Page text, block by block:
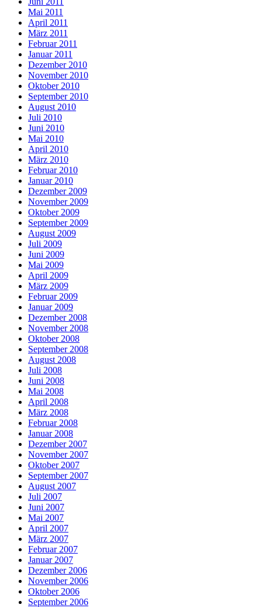
Mai 2011
April 2011
März 2011
Februar 2011
Januar 2011
Dezember 2010
November 2010
Oktober 2010
September 2010
August 2010
Juli 2010
Juni 2010
Mai 2010
April 2010
März 2010
Februar 2010
Januar 2010
Dezember 2009
November 2009
Oktober 2009
September 2009
August 2009
Juli 2009
Juni 2009
Mai 2009
April 2009
März 2009
Februar 2009
Januar 2009
Dezember 2008
November 2008
Oktober 2008
September 2008
August 2008
Juli 2008
Juni 2008
Mai 2008
April 2008
März 2008
Februar 2008
Januar 2008
Dezember 2007
November 2007
Oktober 2007
September 2007
August 2007
Juli 2007
Juni 2007
Mai 2007
April 2007
März 2007
Februar 2007
Januar 2007
Dezember 2006
November 2006
Oktober 2006
September 2006